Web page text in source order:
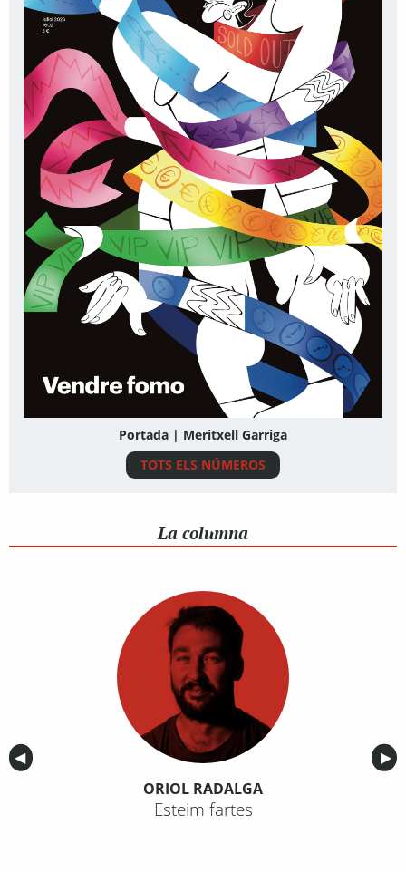
Portada | Meritxell Garriga
TOTS ELS NÚMEROS
La columna
Anterior
◀︎ ▶︎
ORIOL RADALGA
Esteim fartes